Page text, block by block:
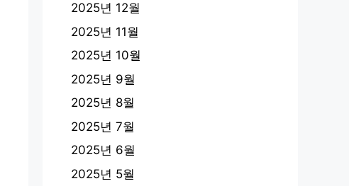
2025년 12월
2025년 11월
2025년 10월
2025년 9월
2025년 8월
2025년 7월
2025년 6월
2025년 5월